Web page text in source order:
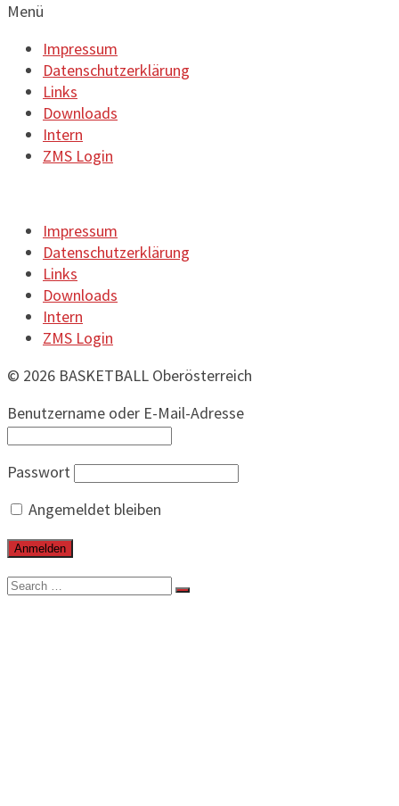
Menü
Impressum
Datenschutzerklärung
Links
Downloads
Intern
ZMS Login
Impressum
Datenschutzerklärung
Links
Downloads
Intern
ZMS Login
© 2026 BASKETBALL Oberösterreich
Benutzername oder E-Mail-Adresse
Passwort
Angemeldet bleiben
Search